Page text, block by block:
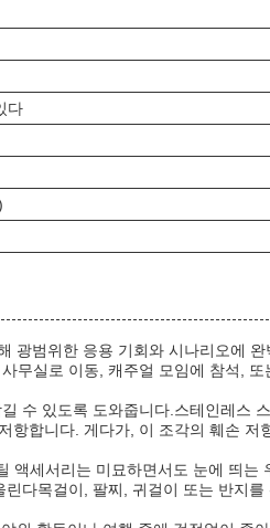
다
범위한 응용 기회와 시나리오에
무실로 이동, 캐주얼 모임에 참석,
수 있도록 도와줍니다.스테인레스
합니다. 게다가, 이 조각의 훼손 저
세서리는 미묘하면서도 눈에 띄는
다목걸이, 팔찌, 귀걸이 또는 반지